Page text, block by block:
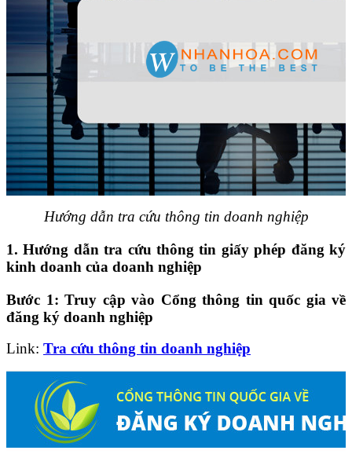
Hướng dẫn tra cứu thông tin doanh nghiệp
1. Hướng dẫn tra cứu thông tin giấy phép đăng ký
kinh doanh của doanh nghiệp
Bước 1: Truy cập vào Cổng thông tin quốc gia về
đăng ký doanh nghiệp
Link: Tra cứu thông tin doanh nghiệp